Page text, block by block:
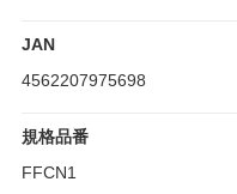
JAN
4562207975698
規格品番
FFCN1